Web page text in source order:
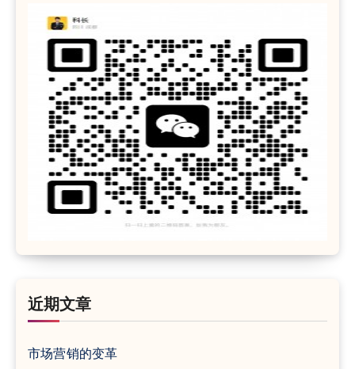
近期文章
市场营销的变革